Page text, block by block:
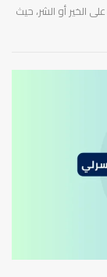
الخير أو الشر، حيث